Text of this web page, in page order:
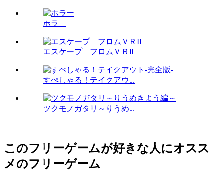
ホラー
エスケープ フロムＶＲII
すぺしゃる！テイクアウ...
ツクモノガタリ～りうめ...
このフリーゲームが好きな人にオスス
メのフリーゲーム